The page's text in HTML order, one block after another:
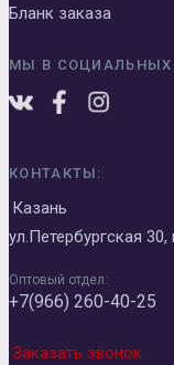
Бланк заказа
МЫ В СОЦИАЛЬНЫХ
КОНТАКТЫ:
Казань
ул.Петербургская
Оптовый отдел:
+7(966) 260-40-25
Заказать звонок